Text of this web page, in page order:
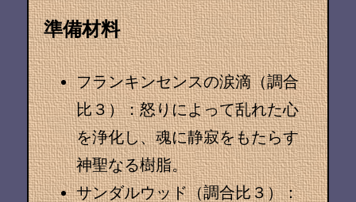
準備材料
フランキンセンスの涙滴（調合
比３）：怒りによって乱れた心
を浄化し、魂に静寂をもたらす
神聖なる樹脂。
サンダルウッド（調合比３）：